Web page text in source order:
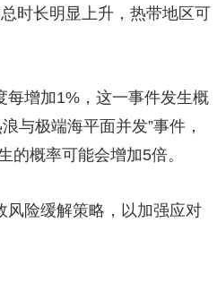
天气 才艺 网展 央央好物
时长明显上升，热带地区可
增加1%，这一事件发生概
与极端海平面并发”事件，
概率可能会增加5倍。
险缓解策略，以加强应对